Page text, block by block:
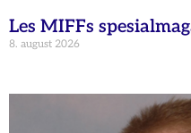
Les MIFFs
8. august 2026